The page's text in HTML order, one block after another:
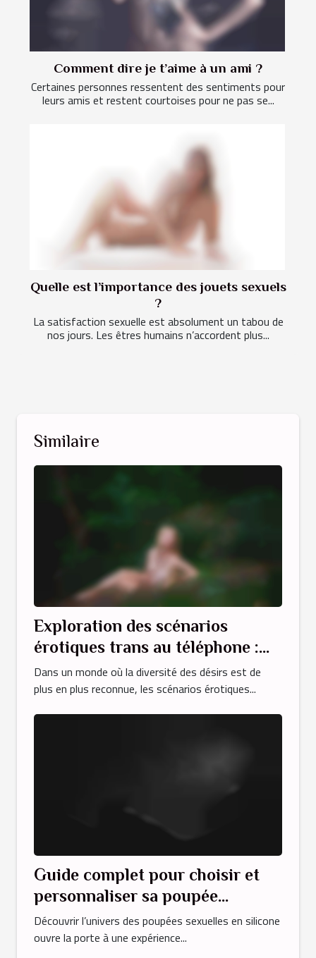
Comment dire je t’aime à un ami ?
Certaines personnes ressentent des sentiments pour
leurs amis et restent courtoises pour ne pas se...
Quelle est l’importance des jouets sexuels
?
La satisfaction sexuelle est absolument un tabou de
nos jours. Les êtres humains n’accordent plus...
Similaire
Exploration des scénarios
érotiques trans au téléphone :
quels bénéfices ?
Dans un monde où la diversité des désirs est de
plus en plus reconnue, les scénarios érotiques...
Guide complet pour choisir et
personnaliser sa poupée
sexuelle en silicone
Découvrir l’univers des poupées sexuelles en silicone
ouvre la porte à une expérience...